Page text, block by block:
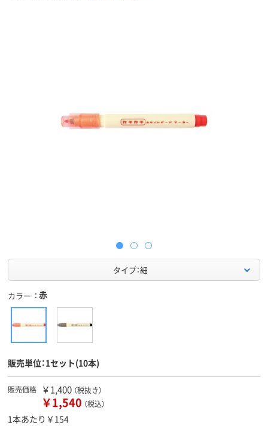
タイプ：細
カラー 赤
販売単位：1セット(10本)
販売価格 ￥1,400 （税抜き）
￥1,540 （税込）
1本あたり￥154